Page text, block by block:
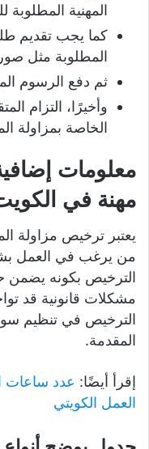
المهنية المطلوبة
كما يجب تقديم
المطلوبة مثل
ثم دفع الرسوم
وأخيرًا، التزام
الخاصة بمزاولة
معلومات
مهنة في
يعتبر ترخيص مزاولة
من يرغب في العمل
الترخيص بكونه يضمن
مشكلات قانونية قد
الترخيص في تنظيم
المقدمة.
إقرأ أيضًا: عدد ساعات
العمل الكويتي